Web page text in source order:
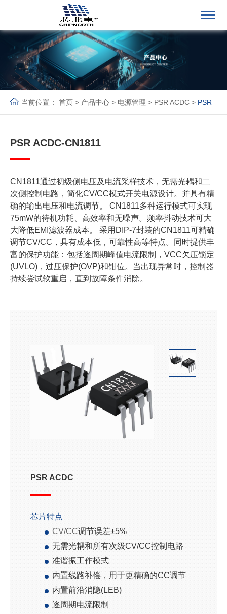
当前位置： 首页 > 产品中心 > 电源管理 > PSR ACDC > PSR
PSR ACDC-CN1811
CN1811通过初级侧电压及电流采样技术，无需光耦和二
次侧控制电路，简化CV/CC模式开关电源设计。并具有精
确的输出电压和电流调节。 CN1811多种运行模式可实现
75mW的待机功耗、高效率和无噪声。频率抖动技术可大
大降低EMI滤波器成本。 采用DIP-7封装的CN1811可精确
调节CV/CC，具有成本低，可靠性高等特点。同时提供丰
富的保护功能：包括逐周期峰值电流限制，VCC欠压锁定
(UVLO)，过压保护(OVP)和钳位。当出现异常时，控制器
持续尝试软重启，直到故障条件消除。
PSR ACDC
芯片特点
CV/CC调节误差±5%
无需光耦和所有次级CV/CC控制电路
准谐振工作模式
内置线路补偿，用于更精确的CC调节
内置前沿消隐(LEB)
逐周期电流限制